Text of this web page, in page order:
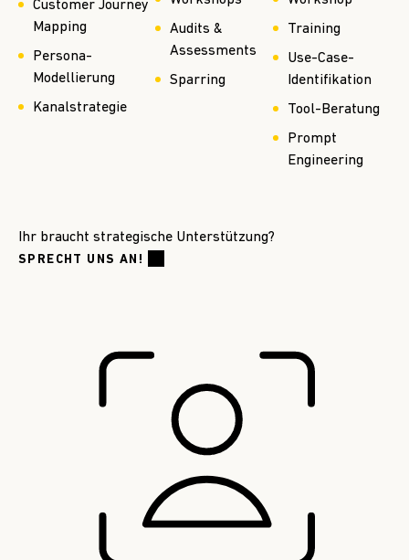
Customer Journey
Mapping
Persona-
Modellierung
Kanalstrategie
Audits &
Assessments
Sparring
Training
Use-Case-
Identifikation
Tool-Beratung
Prompt
Engineering
Ihr braucht strategische Unterstützung?
SPRECHT UNS AN!